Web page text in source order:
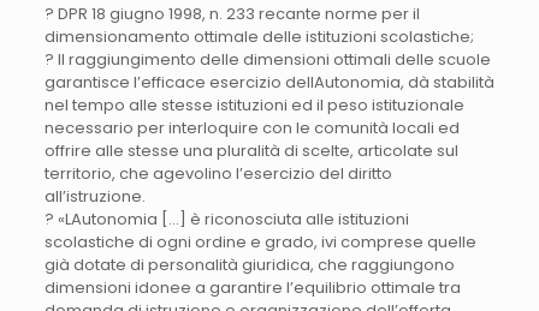
? DPR 18 giugno 1998, n. 233 recante norme per il
dimensionamento ottimale delle istituzioni scolastiche;
? Il raggiungimento delle dimensioni ottimali delle scuole
garantisce l’efficace esercizio dellAutonomia, dà stabilità
nel tempo alle stesse istituzioni ed il peso istituzionale
necessario per interloquire con le comunità locali ed
offrire alle stesse una pluralità di scelte, articolate sul
territorio, che agevolino l’esercizio del diritto
all’istruzione.
? «LAutonomia […] è riconosciuta alle istituzioni
scolastiche di ogni ordine e grado, ivi comprese quelle
già dotate di personalità giuridica, che raggiungono
dimensioni idonee a garantire l’equilibrio ottimale tra